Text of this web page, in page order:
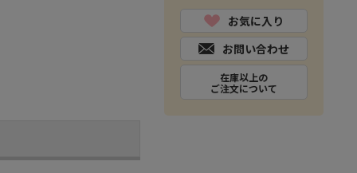
お気に入り
お問い合わせ
在庫以上の
ご注文について